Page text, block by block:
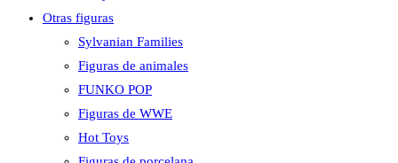
Otras figuras
Sylvanian Families
Figuras de animales
FUNKO POP
Figuras de WWE
Hot Toys